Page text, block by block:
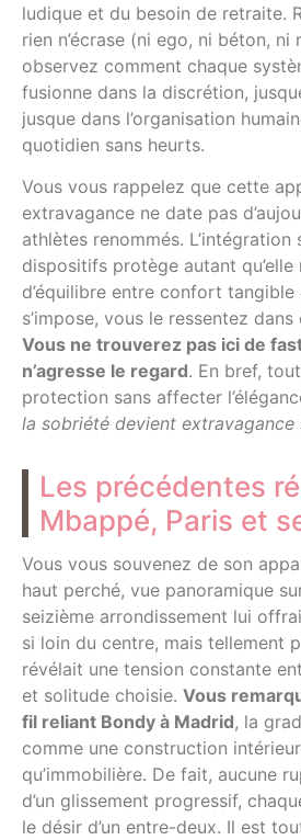
ludique et du besoin de retraite.
rien n’écrase (ni ego, ni béton, ni
observez comment chaque
fusionne dans la discrétion,
jusque dans l’organisation
quotidien sans heurts.
Vous vous rappelez que cette
extravagance ne date pas
athlètes renommés.
dispositifs protège autant qu’elle
d’équilibre entre confort
s’impose, vous le ressentez
Vous ne trouverez pas ici de
n’agresse le regard. En bref,
protection sans affecter
la sobriété devient extravagance
Les précédentes
Mbappé, Paris et
Vous vous souvenez de son
haut perché, vue panoramique
seizième arrondissement lui
si loin du centre, mais tellement
révélait une tension constante
et solitude choisie. Vous
fil reliant Bondy à Madrid, la
comme une construction
qu’immobilière. De fait, aucune
d’un glissement progressif,
le désir d’un entre-deux. Il est